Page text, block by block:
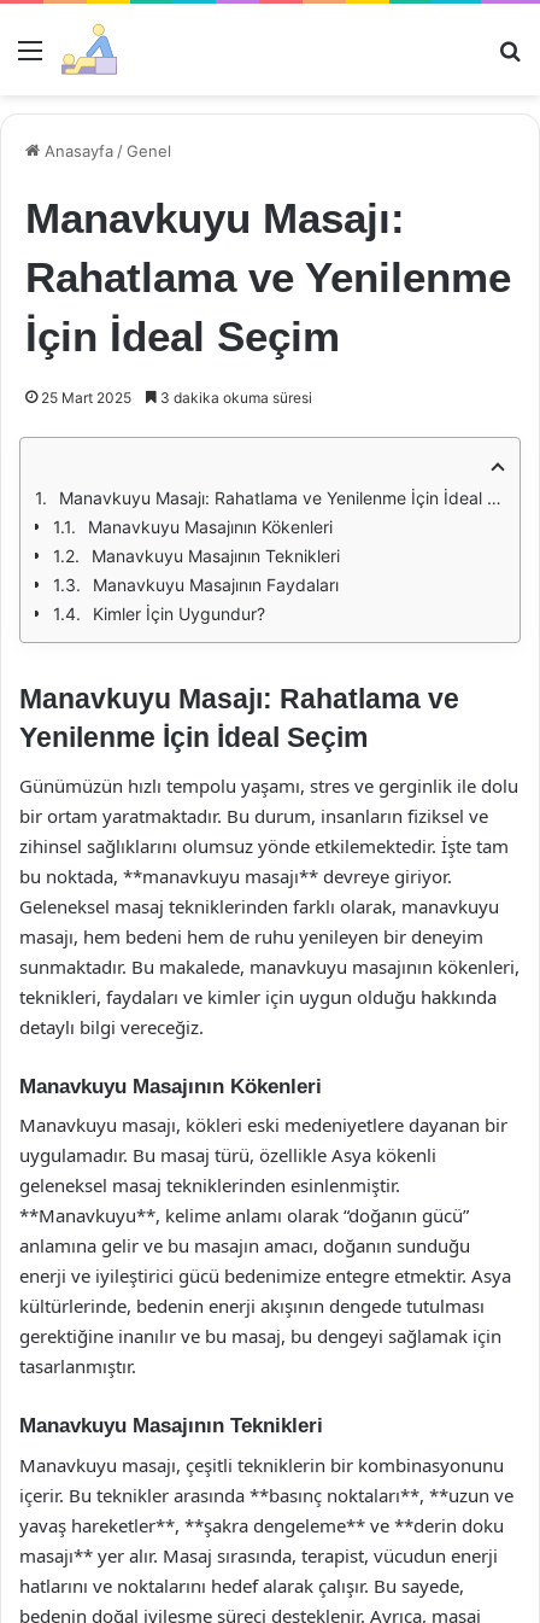
Menü
Anasayfa /Genel
Manavkuyu Masajı:
Rahatlama ve Yenilenme
İçin İdeal Seçim
25 Mart 2025 3 dakika okuma süresi
Manavkuyu Masajı: Rahatlama ve Yenilenme İçin İdeal Seçim
Manavkuyu Masajının Kökenleri
Manavkuyu Masajının Teknikleri
Manavkuyu Masajının Faydaları
Kimler İçin Uygundur?
Manavkuyu Masajı: Rahatlama ve
Yenilenme İçin İdeal Seçim
Günümüzün hızlı tempolu yaşamı, stres ve gerginlik ile dolu
bir ortam yaratmaktadır. Bu durum, insanların fiziksel ve
zihinsel sağlıklarını olumsuz yönde etkilemektedir. İşte tam
bu noktada, **manavkuyu masajı** devreye giriyor.
Geleneksel masaj tekniklerinden farklı olarak, manavkuyu
masajı, hem bedeni hem de ruhu yenileyen bir deneyim
sunmaktadır. Bu makalede, manavkuyu masajının kökenleri,
teknikleri, faydaları ve kimler için uygun olduğu hakkında
detaylı bilgi vereceğiz.
Manavkuyu Masajının Kökenleri
Manavkuyu masajı, kökleri eski medeniyetlere dayanan bir
uygulamadır. Bu masaj türü, özellikle Asya kökenli
geleneksel masaj tekniklerinden esinlenmiştir.
**Manavkuyu**, kelime anlamı olarak “doğanın gücü”
anlamına gelir ve bu masajın amacı, doğanın sunduğu
enerji ve iyileştirici gücü bedenimize entegre etmektir. Asya
kültürlerinde, bedenin enerji akışının dengede tutulması
gerektiğine inanılır ve bu masaj, bu dengeyi sağlamak için
tasarlanmıştır.
Manavkuyu Masajının Teknikleri
Manavkuyu masajı, çeşitli tekniklerin bir kombinasyonunu
içerir. Bu teknikler arasında **basınç noktaları**, **uzun ve
yavaş hareketler**, **şakra dengeleme** ve **derin doku
masajı** yer alır. Masaj sırasında, terapist, vücudun enerji
hatlarını ve noktalarını hedef alarak çalışır. Bu sayede,
bedenin doğal iyileşme süreci desteklenir. Ayrıca, masaj